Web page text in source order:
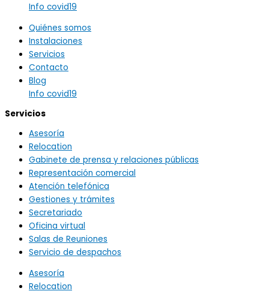
Info covid19
Quiénes somos
Instalaciones
Servicios
Contacto
Blog
Info covid19
Servicios
Asesoría
Relocation
Gabinete de prensa y relaciones públicas
Representación comercial
Atención telefónica
Gestiones y trámites
Secretariado
Oficina virtual
Salas de Reuniones
Servicio de despachos
Asesoría
Relocation